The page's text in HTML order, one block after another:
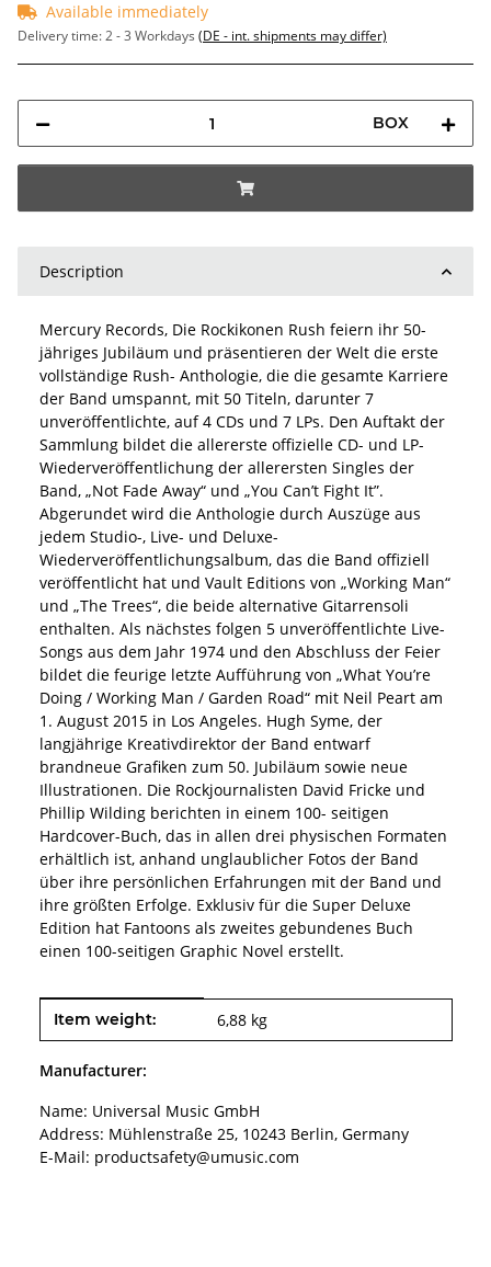
Available immediately
Delivery time:2 - 3 Workdays (DE - int. shipments may differ)
BOX
Description
Mercury Records, Die Rockikonen Rush feiern ihr 50-
jähriges Jubiläum und präsentieren der Welt die erste
vollständige Rush- Anthologie, die die gesamte Karriere
der Band umspannt, mit 50 Titeln, darunter 7
unveröffentlichte, auf 4 CDs und 7 LPs. Den Auftakt der
Sammlung bildet die allererste offizielle CD- und LP-
Wiederveröffentlichung der allerersten Singles der
Band, „Not Fade Away“ und „You Can’t Fight It”.
Abgerundet wird die Anthologie durch Auszüge aus
jedem Studio-, Live- und Deluxe-
Wiederveröffentlichungsalbum, das die Band offiziell
veröffentlicht hat und Vault Editions von „Working Man“
und „The Trees“, die beide alternative Gitarrensoli
enthalten. Als nächstes folgen 5 unveröffentlichte Live-
Songs aus dem Jahr 1974 und den Abschluss der Feier
bildet die feurige letzte Aufführung von „What You’re
Doing / Working Man / Garden Road“ mit Neil Peart am
1. August 2015 in Los Angeles. Hugh Syme, der
langjährige Kreativdirektor der Band entwarf
brandneue Grafiken zum 50. Jubiläum sowie neue
Illustrationen. Die Rockjournalisten David Fricke und
Phillip Wilding berichten in einem 100- seitigen
Hardcover-Buch, das in allen drei physischen Formaten
erhältlich ist, anhand unglaublicher Fotos der Band
über ihre persönlichen Erfahrungen mit der Band und
ihre größten Erfolge. Exklusiv für die Super Deluxe
Edition hat Fantoons als zweites gebundenes Buch
einen 100-seitigen Graphic Novel erstellt.
Item information
Value
Item weight: 6,88 kg
Manufacturer:
Name: Universal Music GmbH
Address: Mühlenstraße 25, 10243 Berlin, Germany
E-Mail: productsafety@umusic.com